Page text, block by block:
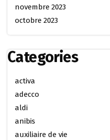
novembre 2023
octobre 2023
Categories
activa
adecco
aldi
anibis
auxiliaire de vie